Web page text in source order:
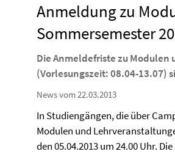
Anmeldung zu
Sommersemester
Die Anmeldefriste zu Modulen
(Vorlesungszeit: 08.04-13.07)
News vom 22.03.2013
In Studiengängen, die über
Modulen und
den 05.04.2013 um 24.00 Uhr.